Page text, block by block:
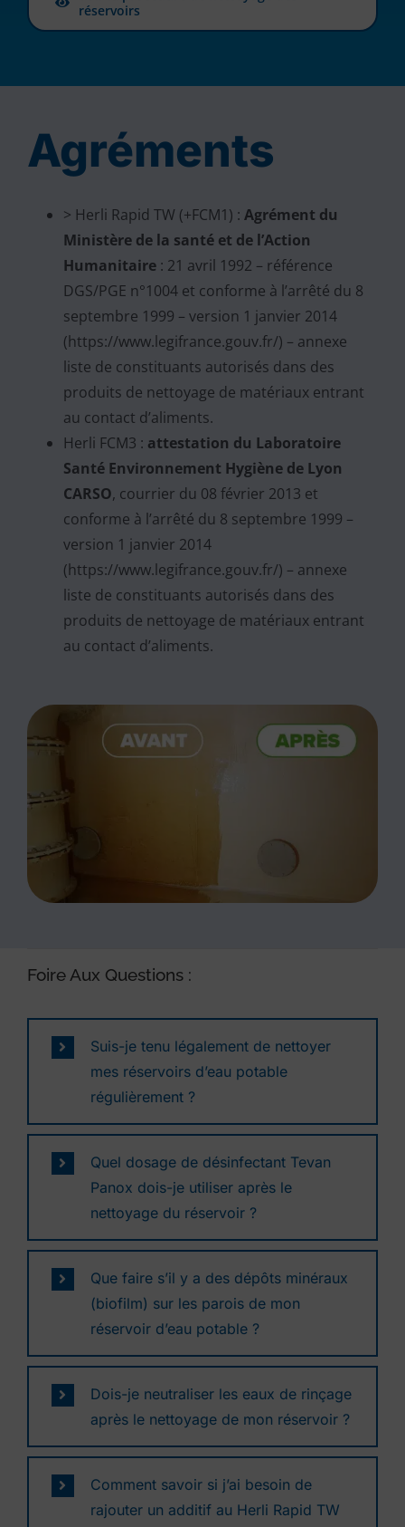
réservoirs
Agréments
> Herli Rapid TW (+FCM1) : Agrément du
Ministère de la santé et de l’Action
Humanitaire: 21 avril 1992 – référence
DGS/PGE n°1004 et conforme à l’arrêté du 8
septembre 1999 – version 1 janvier 2014
(https://www.legifrance.gouv.fr/) – annexe
liste de constituants autorisés dans des
produits de nettoyage de matériaux entrant
au contact d’aliments.
Herli FCM3 : attestation du Laboratoire
Santé Environnement Hygiène de Lyon
CARSO, courrier du 08 février 2013 et
conforme à l’arrêté du 8 septembre 1999 –
version 1 janvier 2014
(https://www.legifrance.gouv.fr/) – annexe
liste de constituants autorisés dans des
produits de nettoyage de matériaux entrant
au contact d’aliments.
Foire Aux Questions :
Suis-je tenu légalement de nettoyer
mes réservoirs d’eau potable
régulièrement ?
Quel dosage de désinfectant Tevan
Panox dois-je utiliser après le
nettoyage du réservoir ?
Que faire s’il y a des dépôts minéraux
(biofilm) sur les parois de mon
réservoir d’eau potable ?
Dois-je neutraliser les eaux de rinçage
après le nettoyage de mon réservoir ?
Comment savoir si j’ai besoin de
rajouter un additif au Herli Rapid TW